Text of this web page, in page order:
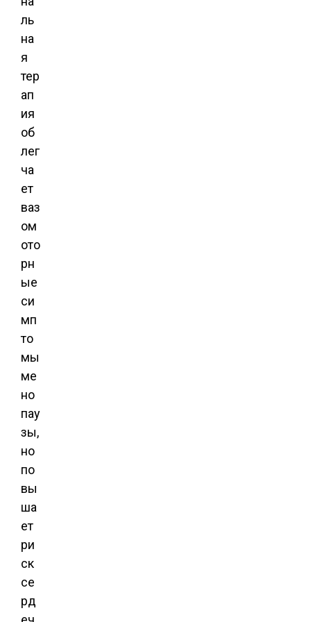
ль
на
я
тер
ап
ия
об
лег
ча
ет
ваз
ом
ото
рн
ые
си
мп
то
мы
ме
но
пау
зы,
но
по
вы
ша
ет
ри
ск
се
рд